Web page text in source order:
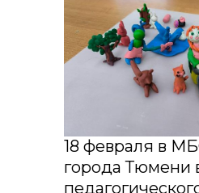
18 февраля в
города Тюмени